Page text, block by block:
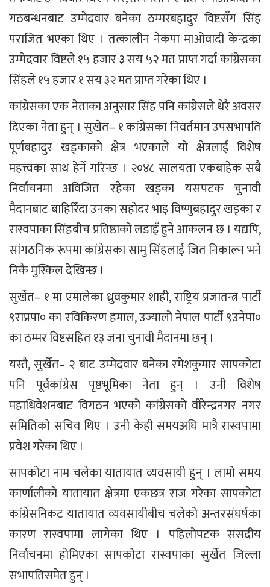
गठबन्धनबाट उम्मेदवार बनेका ठम्मरबहादुर विष्टसँग सिंह
पराजित भएका थिए । तत्कालीन नेकपा माओवादी केन्द्रका
उम्मेदवार विष्टले १५ हजार ३ सय ५२ मत प्राप्त गर्दा कांग्रेसका
सिंहले १५ हजार १ सय ३२ मत प्राप्त गरेका थिए ।
कांग्रेसका एक नेताका अनुसार सिंह पनि कांग्रेसले धेरै अवसर
दिएका नेता हुन् । सुखेत– १ कांग्रेसका निवर्तमान उपसभापति
पूर्णबहादुर खड्काको क्षेत्र भएकाले यो क्षेत्रलाई विशेष
महत्त्वका साथ हेर्ने गरिन्छ । २०४८ सालयता एकबाहेक सबै
निर्वाचनमा अविजित रहेका खड्का यसपटक चुनावी
मैदानबाट बाहिरिँदा उनका सहोदर भाइ विष्णुबहादुर खड्का र
रास्वपाका सिंहबीच प्रतिष्ठाको लडाइँ हुने आकलन छ । यद्यपि,
सांगठनिक रूपमा कांग्रेसका सामु सिंहलाई जित निकाल्न भने
निकै मुस्किल देखिन्छ ।
सुर्खेत– १ मा एमालेका ध्रुवकुमार शाही, राष्ट्रिय प्रजातन्त्र पार्टी
९राप्रपा० का रविकिरण हमाल, उज्यालो नेपाल पार्टी ९उनेपा०
का ठम्मर विष्टसहित १३ जना चुनावी मैदानमा छन् ।
यस्तै, सुर्खेत– २ बाट उम्मेदवार बनेका रमेशकुमार सापकोटा
पनि पूर्वकांग्रेस पृष्ठभूमिका नेता हुन् । उनी विशेष
महाधिवेशनबाट विगठन भएको कांग्रेसको वीरेन्द्रनगर नगर
समितिको सचिव थिए । उनी केही समयअघि मात्रै रास्वपामा
प्रवेश गरेका थिए ।
सापकोटा नाम चलेका यातायात व्यवसायी हुन् । लामो समय
कार्णालीको यातायात क्षेत्रमा एकछत्र राज गरेका सापकोटा
कांग्रेसनिकट यातायात व्यवसायीबीच चलेको अन्तरसंघर्षका
कारण रास्वपामा लागेका थिए । पहिलोपटक संसदीय
निर्वाचनमा होमिएका सापकोटा रास्वपाका सुर्खेत जिल्ला
सभापतिसमेत हुन् ।